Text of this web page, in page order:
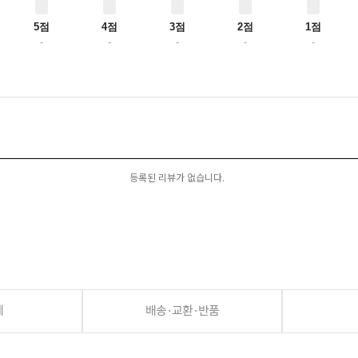
5점
-
4점
-
3점
-
2점
-
1점
-
등록된 리뷰가 없습니다.
배송·교환·반품